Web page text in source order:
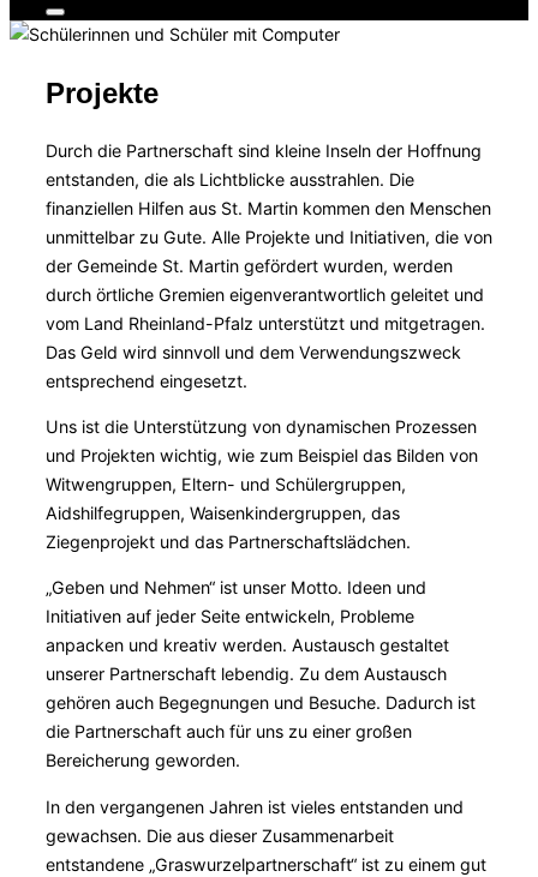
Seitenleiste
&
Projekte
Durch die Partnerschaft sind kleine Inseln der Hoffnung
entstanden, die als Lichtblicke ausstrahlen. Die
finanziellen Hilfen aus St. Martin kommen den Menschen
unmittelbar zu Gute. Alle Projekte und Initiativen, die von
der Gemeinde St. Martin gefördert wurden, werden
durch örtliche Gremien eigenverantwortlich geleitet und
vom Land Rheinland-Pfalz unterstützt und mitgetragen.
Das Geld wird sinnvoll und dem Verwendungszweck
entsprechend eingesetzt.
Uns ist die Unterstützung von dynamischen Prozessen
und Projekten wichtig, wie zum Beispiel das Bilden von
Witwengruppen, Eltern- und Schülergruppen,
Aidshilfegruppen, Waisenkindergruppen, das
Ziegenprojekt und das Partnerschaftslädchen.
„Geben und Nehmen“ ist unser Motto. Ideen und
Initiativen auf jeder Seite entwickeln, Probleme
anpacken und kreativ werden. Austausch gestaltet
unserer Partnerschaft lebendig. Zu dem Austausch
gehören auch Begegnungen und Besuche. Dadurch ist
die Partnerschaft auch für uns zu einer großen
Bereicherung geworden.
In den vergangenen Jahren ist vieles entstanden und
gewachsen. Die aus dieser Zusammenarbeit
entstandene „Graswurzelpartnerschaft“ ist zu einem gut